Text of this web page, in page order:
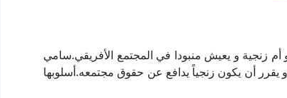
زنجية و يعيش منبودا في المجتمع الأفريقي.سامي
أن يكون زنجياً يدافع عن حقوق مجتمعه.أسلوبها